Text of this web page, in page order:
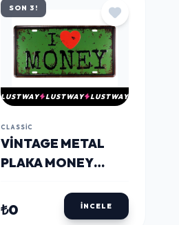
SON 3!
LUSTWAY LUSTWAY LUSTWAY
CLASSIC
VINTAGE METAL
PLAKA MONEY
₺0 İNCELE